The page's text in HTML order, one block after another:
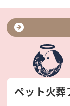
札幌市北区
札幌市中
札幌市西区
ペット火